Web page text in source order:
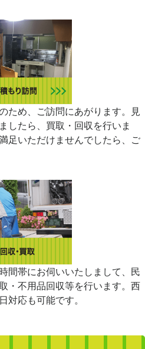
ため、ご訪問にあがります。見
したら、買取・回収を行いま
足いただけませんでしたら、ご
間帯にお伺いいたしまして、民
・不用品回収等を行います。西
対応も可能です。